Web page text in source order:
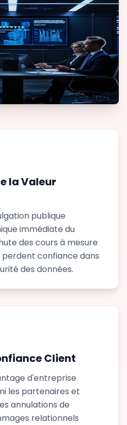
la Valeur
publique
immédiate du
des cours à mesure
perdent confiance dans
des données.
Client
d'entreprise
les partenaires et
annulations de
relationnels